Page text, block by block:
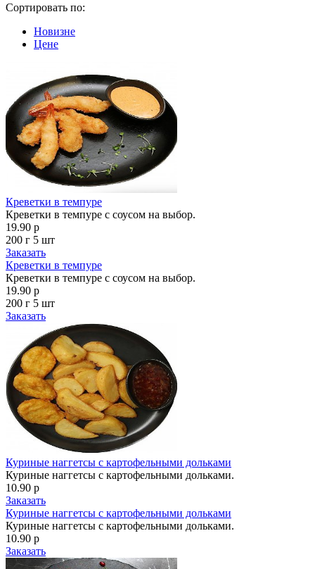
Сортировать по:
Новизне
Цене
Креветки в темпуре
Креветки в темпуре с соусом на выбор.
19.90 р
200 г 5 шт
Заказать
Креветки в темпуре
Креветки в темпуре с соусом на выбор.
19.90 р
200 г 5 шт
Заказать
Куриные наггетсы с картофельными дольками
Куриные наггетсы с картофельными дольками.
10.90 р
Заказать
Куриные наггетсы с картофельными дольками
Куриные наггетсы с картофельными дольками.
10.90 р
Заказать